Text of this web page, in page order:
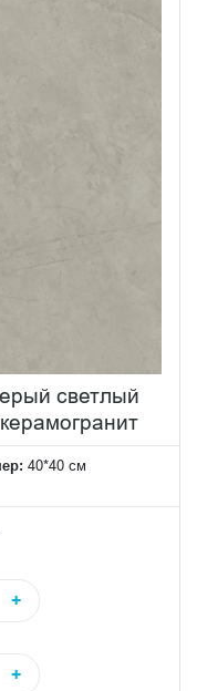
светлый
40*40 см
+
+